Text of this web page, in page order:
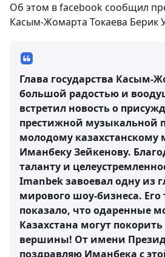
Об этом в facebook сообщил
Касым-Жомарта Токаева Берик
Глава государства Касым-
большой радостью и
встретил новость о
престижной музыкальной
молодому казахстанскому
Иманбеку Зейкенову.
таланту и
Imanbek завоевал одну из
мирового шоу-бизнеса. Его
показало, что одаренные
Казахстана могут
вершины! От имени
поздравляю Иманбека с